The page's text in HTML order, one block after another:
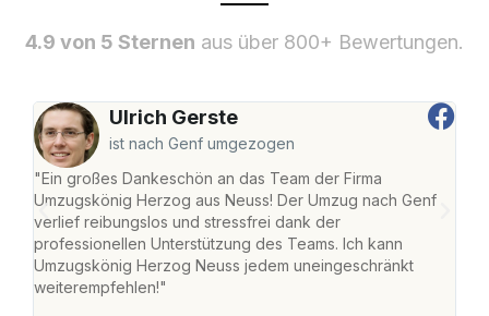
4.9 von 5 Sternen aus über 800+ Bewertungen.
Ulrich Gerste
ist nach Genf umgezogen
"Ein großes Dankeschön an das Team der Firma
Umzugskönig Herzog aus Neuss! Der Umzug nach Genf
verlief reibungslos und stressfrei dank der
professionellen Unterstützung des Teams. Ich kann
Umzugskönig Herzog Neuss jedem uneingeschränkt
weiterempfehlen!"